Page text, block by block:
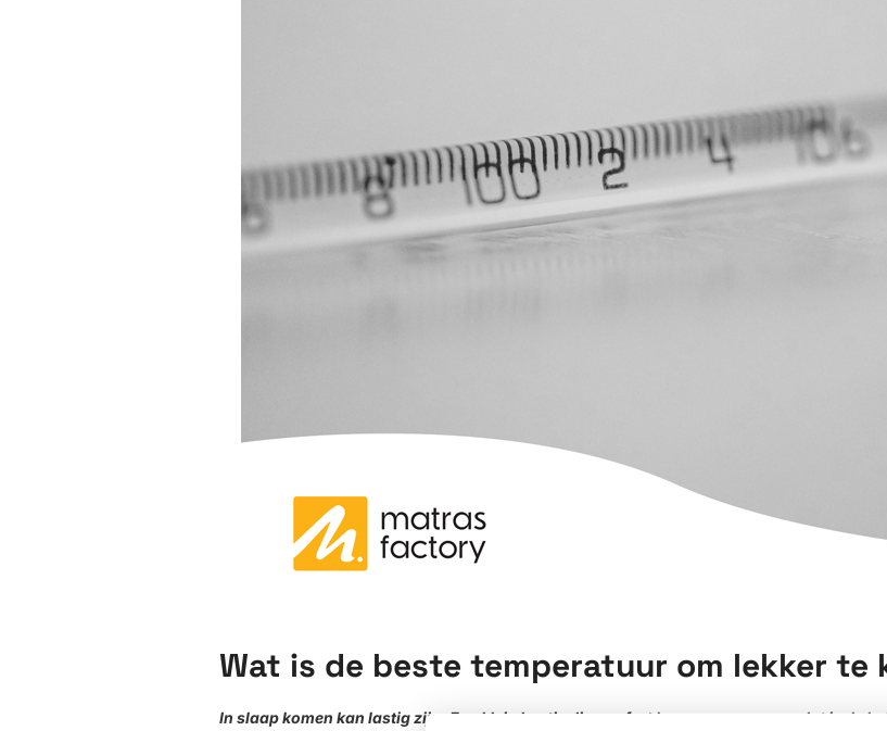
Wat is de beste temperatuur om lekker te
In slaap komen kan lastig zijn. Een klein beetje discomfort kan er voor zorgen dat je de